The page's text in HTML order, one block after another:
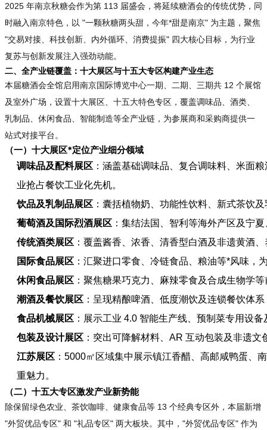
2025 年南京秋糖会作为第 113 届盛会，将延续糖酒会的传统优势，同
时融入南京特色，以 "一颗秋糖两头甜，今年*甜是南京" 为主题，聚焦
"交易对接、科技创新、内外循环、消费提振" 四大核心目标，为行业
复苏与创新发展注入强劲动能。
二、全产业链覆盖：十大展区与十五大专区构建产业生态
本届糖酒会全馆启用南京国际博览中心一期、二期、三期共 12 个展馆
及室外广场，设置十大展区、十五大特色专区，覆盖调味品、酒类、
乳制品、休闲食品、智能制造等全产业链，为参展商和采购商提供一
站式对接平台。
（一）十大展区*定位产业细分领域
调味品及配料展区 ：涵盖基础调味品、复合调味料、米面
业抢占餐饮工业化先机。
饮品及乳制品展区 ：囊括植物奶、功能性饮料、新式茶饮
葡萄酒及国际烈酒展区 ：集结法国、智利等海外产区及宁
传统酒类展区 ：覆盖酱香、浓香、清香型白酒及非遗黄酒
国际食品展区 ：汇聚进口零食、冷链食品、粮油等*风味，
休闲食品展区 ：聚焦糖果巧克力、麻辣零食及合成生物学
潮酒及餐饮展区 ：呈现精酿啤酒、低度潮饮及连锁餐饮体
食品机械展区 ：展示工业 4.0 智能生产线、预制菜专用设
包装及设计展区 ：突出可降解材料、AR 互动包装及非遗
江苏展区 ：5000㎡区域集中展示镇江香醋、高邮咸鸭蛋、
重魅力。
（二）十五大专区激发产业新势能
除保留绿色农业、茶饮咖啡、健康食品等 13 个经典专区外，本届新增
"外贸优品专区" 和 "礼品专区" 两大板块。其中，"外贸优品专区" 作为